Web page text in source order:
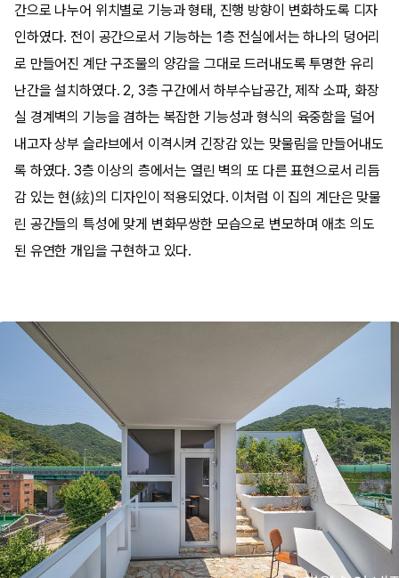
간으로 나누어 위치별로 기능과 형태, 진행 방향이 변화하도록 디자
인하였다. 전이 공간으로서 기능하는 1층 전실에서는 하나의 덩어리
로 만들어진 계단 구조물의 양감을 그대로 드러내도록 투명한 유리
난간을 설치하였다. 2, 3층 구간에서 하부수납공간, 제작 소파, 화장
실 경계벽의 기능을 겸하는 복잡한 기능성과 형식의 육중함을 덜어
내고자 상부 슬라브에서 이격시켜 긴장감 있는 맞물림을 만들어내도
록 하였다. 3층 이상의 층에서는 열린 벽의 또 다른 표현으로서 리듬
감 있는 현(絃)의 디자인이 적용되었다. 이처럼 이 집의 계단은 맞물
린 공간들의 특성에 맞게 변화무쌍한 모습으로 변모하며 애초 의도
된 유연한 개입을 구현하고 있다.